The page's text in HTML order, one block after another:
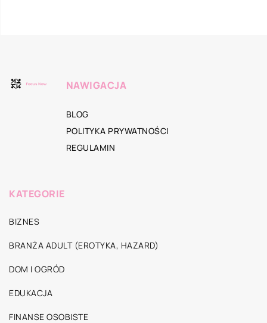
NAWIGACJA
BLOG
POLITYKA PRYWATNOŚCI
REGULAMIN
KATEGORIE
BIZNES
BRANŻA ADULT (EROTYKA, HAZARD)
DOM I OGRÓD
EDUKACJA
FINANSE OSOBISTE